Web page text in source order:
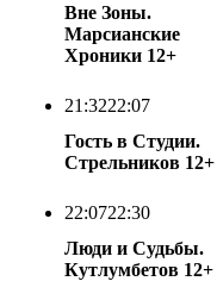
Вне Зоны.
Марсианские
Хроники 12+
21:3222:07
Гость в Студии.
Стрельников 12+
22:0722:30
Люди и Судьбы.
Кутлумбетов 12+